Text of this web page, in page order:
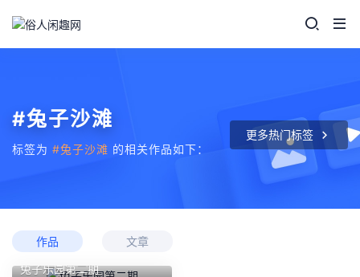
#兔子沙滩
标签为 #兔子沙滩 的相关作品如下：
更多热门标签
作品
文章
兔子乐园第二期